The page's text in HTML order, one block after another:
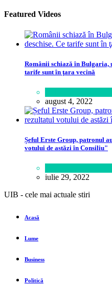
Featured Videos
Românii schiază în Bulgaria,
tarife sunt în ţara vecină
august 4, 2022
Șeful Erste Group, patronul
votului de astăzi în Consiliu"
iulie 29, 2022
UIB - cele mai actuale stiri
Acasă
Lume
Business
Politică